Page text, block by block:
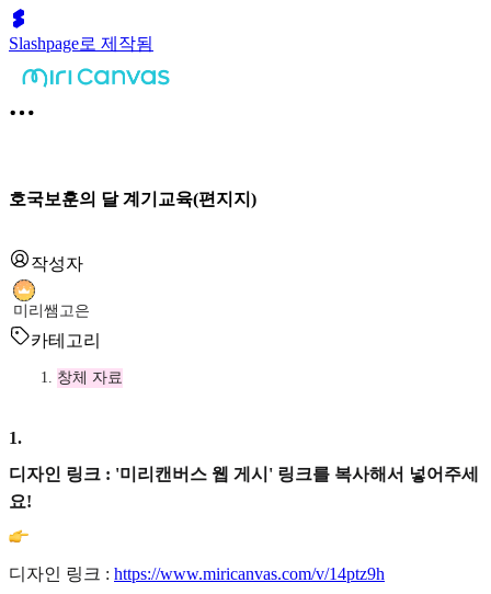
Slashpage로 제작됨
호국보훈의 달 계기교육(편지지)
작성자
미리쌤고은
카테고리
창체 자료
1.
디자인 링크 : '미리캔버스 웹 게시' 링크를 복사해서 넣어주세
요!
디자인 링크 : https://www.miricanvas.com/v/14ptz9h